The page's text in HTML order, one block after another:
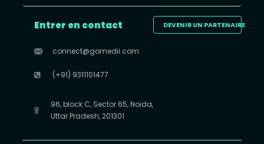
DEVENIR UN PARTENAIRE
Entrer en contact
connect@gomedii.com
(+91) 9311101477
96, block C, Sector 65, Noida,
Uttar Pradesh, 201301